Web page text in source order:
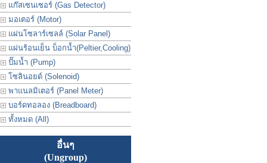
แก๊สเซนเซอร์ (Gas Detector)
มอเตอร์ (Motor)
แผ่นโซลาร์เซลล์ (Solar Panel)
แผ่นร้อนเย็น บ็อกน้ำ(Peltier,Cooling)
ปั๊มน้ำ (Pump)
โซลินอยด์ (Solenoid)
พาแนลมิเตอร์ (Panel Meter)
บอร์ดทอลอง (Breadboard)
ทั้งหมด (All)
อื่นๆ
(Ungroup)